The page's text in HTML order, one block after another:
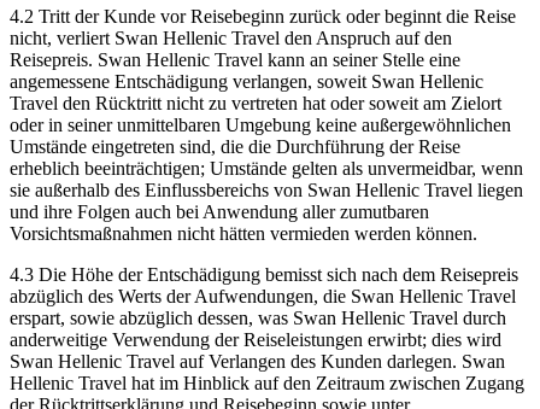
4.2 Tritt der Kunde vor Reisebeginn zurück oder beginnt die Reise
nicht, verliert Swan Hellenic Travel den Anspruch auf den
Reisepreis. Swan Hellenic Travel kann an seiner Stelle eine
angemessene Entschädigung verlangen, soweit Swan Hellenic
Travel den Rücktritt nicht zu vertreten hat oder soweit am Zielort
oder in seiner unmittelbaren Umgebung keine außergewöhnlichen
Umstände eingetreten sind, die die Durchführung der Reise
erheblich beeinträchtigen; Umstände gelten als unvermeidbar, wenn
sie außerhalb des Einflussbereichs von Swan Hellenic Travel liegen
und ihre Folgen auch bei Anwendung aller zumutbaren
Vorsichtsmaßnahmen nicht hätten vermieden werden können.
4.3 Die Höhe der Entschädigung bemisst sich nach dem Reisepreis
abzüglich des Werts der Aufwendungen, die Swan Hellenic Travel
erspart, sowie abzüglich dessen, was Swan Hellenic Travel durch
anderweitige Verwendung der Reiseleistungen erwirbt; dies wird
Swan Hellenic Travel auf Verlangen des Kunden darlegen. Swan
Hellenic Travel hat im Hinblick auf den Zeitraum zwischen Zugang
der Rücktrittserklärung und Reisebeginn sowie unter